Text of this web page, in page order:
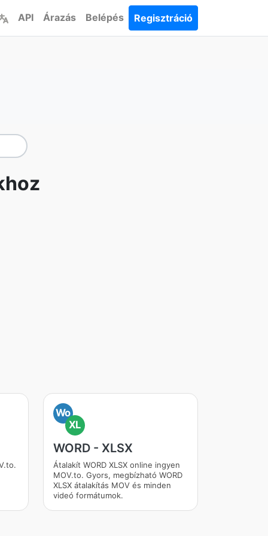
API Árazás Belépés Regisztráció
Wo
XL
WORD - XLSX
Átalakít WORD XLSX online ingyen
MOV.to. Gyors, megbízható WORD
XLSX átalakítás MOV és minden
videó formátumok.